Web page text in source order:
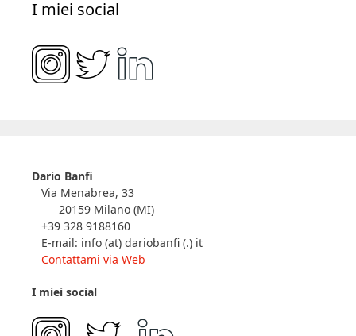
I miei social
Dario Banfi
Via Menabrea, 33
20159 Milano (MI)
+39 328 9188160
E-mail: info (at) dariobanfi (.) it
Contattami via Web
I miei social